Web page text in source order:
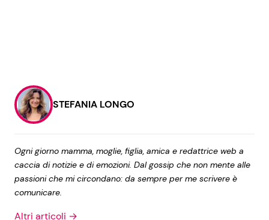
STEFANIA LONGO
Ogni giorno mamma, moglie, figlia, amica e redattrice web a
caccia di notizie e di emozioni. Dal gossip che non mente alle
passioni che mi circondano: da sempre per me scrivere è
comunicare.
Altri articoli →